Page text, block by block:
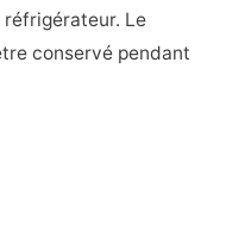
Le
conservé pendant